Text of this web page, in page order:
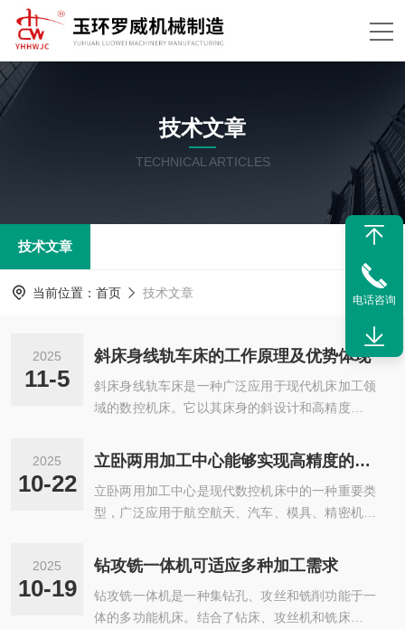
技术文章
TECHNICAL ARTICLES
技术文章
当前位置： 首页 技术文章
2025
11-5
斜床身线轨车床的工作原理及优势体现
斜床身线轨车床是一种广泛应用于现代机床加工领
域的数控机床。它以其床身的斜设计和高精度的线
显著的优势。斜床身线轨车床的工作原理：1.工件
固定：在车床的主轴上固定工件，并使工件旋转。
在斜床身车床中，工件通常固定在卡盘或夹具中，
确保工件在加工过程中保持稳定。2.刀具运动：刀
轴方向运动。由于采用了斜床身设计，刀架的移动
和变形。3.线性导轨运动：线性导轨...
2025
10-22
立卧两用加工中心能够实现高精度的加工
立卧两用加工中心是现代数控机床中的一种重要类
型，广泛应用于航空航天、汽车、模具、精密机械
根据工件的形状和加工要求切换不同的加工模式。
这种机床不仅适应了复杂工件的加工需求，还在降
低生产成本、提高加工效率方面具有显著优势。立
卧两用加工中心的工作特点：1.灵活性强能够在立
2025
10-19
钻攻铣一体机可适应多种加工需求
钻攻铣一体机是一种集钻孔、攻丝和铣削功能于一
体的多功能机床。结合了钻床、攻丝机和铣床的优
电话咨询